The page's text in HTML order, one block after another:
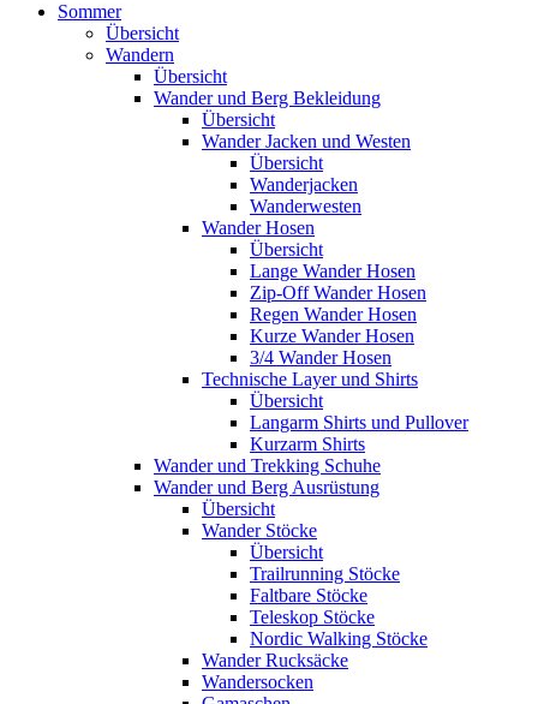
können
Touch-
und
Streichgesten
verwenden.
Sommer
Übersicht
Wandern
Übersicht
Wander und Berg Bekleidung
Übersicht
Wander Jacken und Westen
Übersicht
Wanderjacken
Wanderwesten
Wander Hosen
Übersicht
Lange Wander Hosen
Zip-Off Wander Hosen
Regen Wander Hosen
Kurze Wander Hosen
3/4 Wander Hosen
Technische Layer und Shirts
Übersicht
Langarm Shirts und Pullover
Kurzarm Shirts
Wander und Trekking Schuhe
Wander und Berg Ausrüstung
Übersicht
Wander Stöcke
Übersicht
Trailrunning Stöcke
Faltbare Stöcke
Teleskop Stöcke
Nordic Walking Stöcke
Wander Rucksäcke
Wandersocken